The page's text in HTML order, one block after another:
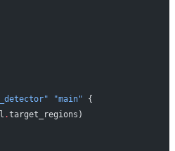
"main" {
.target_regions)